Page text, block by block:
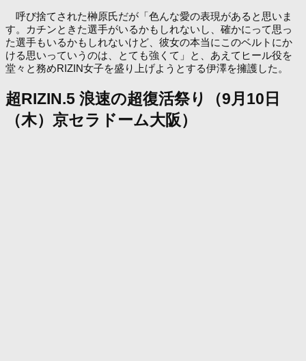
呼び捨てされた榊原氏だが「色んな愛の表現があると思いま
す。カチンときた選手がいるかもしれないし、確かにって思っ
た選手もいるかもしれないけど、彼女の本当にこのベルトにか
ける思いっていうのは、とても強くて」と、あえてヒール役を
堂々と務めRIZIN女子を盛り上げようとする伊澤を擁護した。
超RIZIN.5 浪速の超復活祭り（9月10日
（木）京セラドーム大阪）